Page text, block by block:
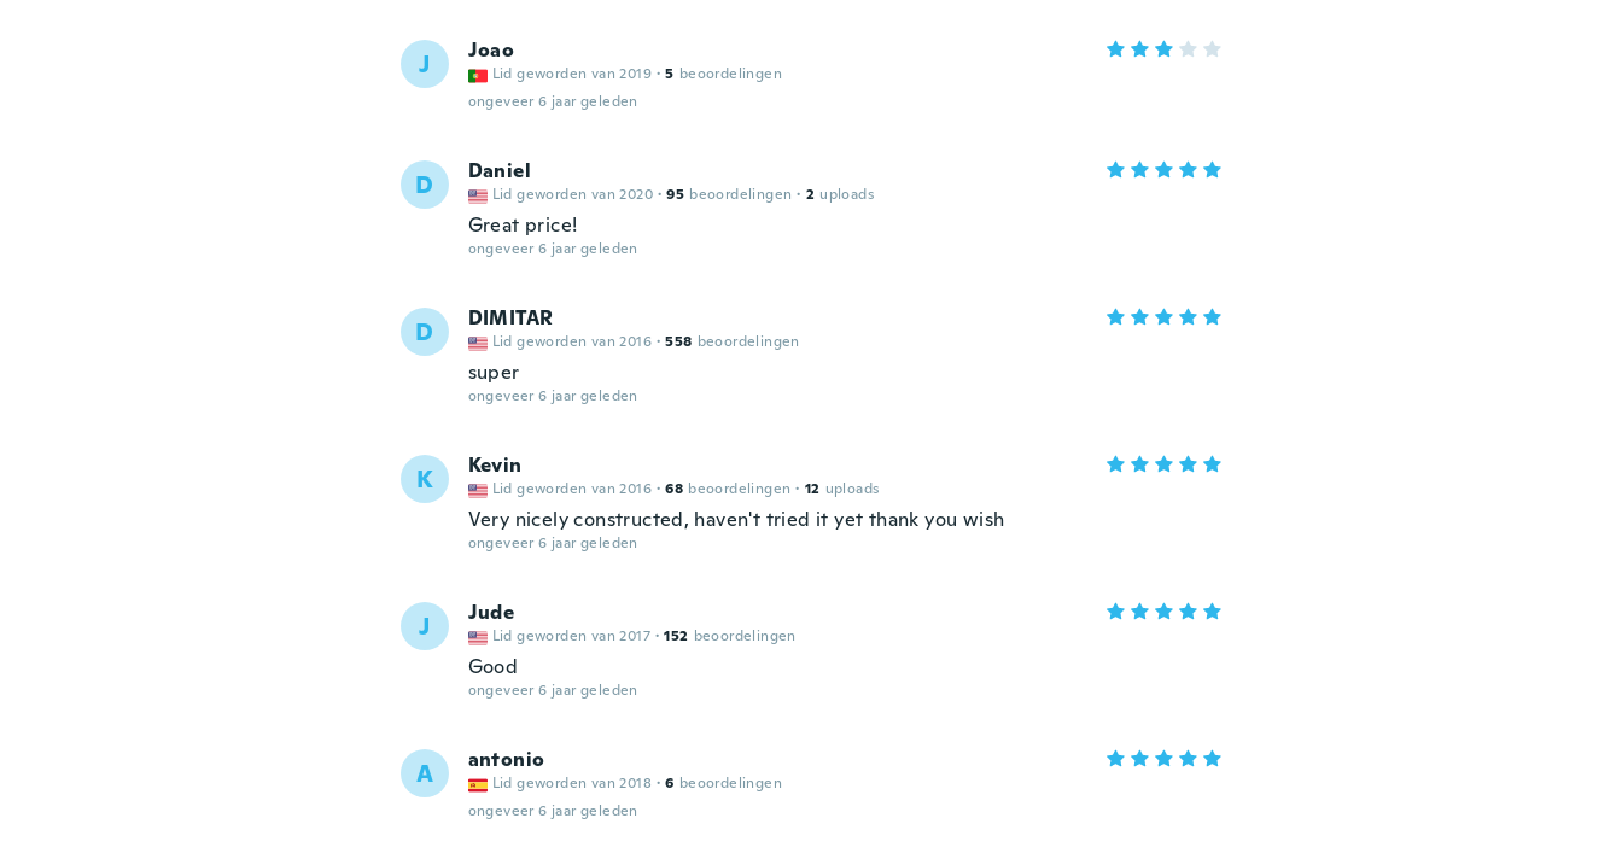
J Joao
Lid geworden van 2019 · 5 beoordelingen
ongeveer 6 jaar geleden
D Daniel
Lid geworden van 2020 · 95 beoordelingen · 2 uploads
Great price!
ongeveer 6 jaar geleden
D DIMITAR
Lid geworden van 2016 · 558 beoordelingen
super
ongeveer 6 jaar geleden
K Kevin
Lid geworden van 2016 · 68 beoordelingen · 12 uploads
Very nicely constructed, haven't tried it yet thank you wish
ongeveer 6 jaar geleden
J Jude
Lid geworden van 2017 · 152 beoordelingen
Good
ongeveer 6 jaar geleden
A antonio
Lid geworden van 2018 · 6 beoordelingen
ongeveer 6 jaar geleden